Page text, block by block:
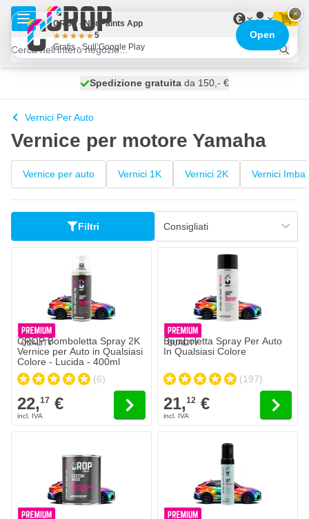
Salta al contenuto
€
spedito oggi
Spedizione gratuita da 150,- €
100 giorni
Vernici Per Auto
Vernice per motore Yamaha
Vernice per auto Vernici 1K Vernici 2K Vernici
Filtri
CROP Bomboletta Spray 2K
Vernice per Auto in Qualsiasi
Colore - Lucida - 400ml
(6)
22,17 €
Bomboletta Spray Per Auto
In Qualsiasi Colore
(197)
21,12 €
×
CROP - NonPaints App
5
Gratis - Sull’Google Play
Open